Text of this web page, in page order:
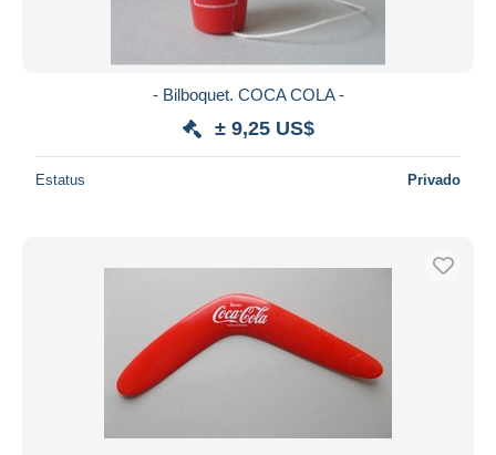
- Bilboquet. COCA COLA -
± 9,25 US$
Estatus Privado